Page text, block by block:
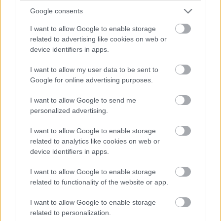
Google consents
I want to allow Google to enable storage
related to advertising like cookies on web or
device identifiers in apps.
I want to allow my user data to be sent to
Google for online advertising purposes.
I want to allow Google to send me
personalized advertising.
I want to allow Google to enable storage
related to analytics like cookies on web or
device identifiers in apps.
I want to allow Google to enable storage
related to functionality of the website or app.
I want to allow Google to enable storage
related to personalization.
να ορθώσουν ανάστημα στην κερκίδα και να
ζητήσουν εξηγήσεις. Ελάτε τώρα, που
και ξανά, αυτό το έργο.
Αν θέλετε να το ξαναδείτε, κατηφορίστε στο ΣΕΦ
και δοκιμάστε να υπερασπιστείτε το «ιερό»
αγωνιστούν στην Εθνική, «του Βασιλακόπουλου»
την Εθνική, με την πρόσθετη κόπωση που ο
Ή ανηφορίστε στο ΟΑΚΑ και ασκήστε κριτική στον
Δημήτρη Γιαννακόπουλο για τη συμπεριφορά του
στα γήπεδα. Μην ανοίξουμε συζήτηση για τις